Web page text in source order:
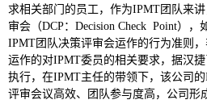
求相关部门的员工，作为IPMT团队来
审会（DCP：Decision Check Point）
IPMT团队决策评审会运作的行为准则
运作的对IPMT委员的相关要求，据汉
执行，在IPMT主任的带领下，该公司
评审会议高效、团队参与度高，公司形